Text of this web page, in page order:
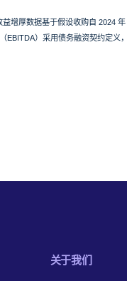
增厚数据基于假设收购自 2024
EBITDA）采用债务融资契约定义
关于我们